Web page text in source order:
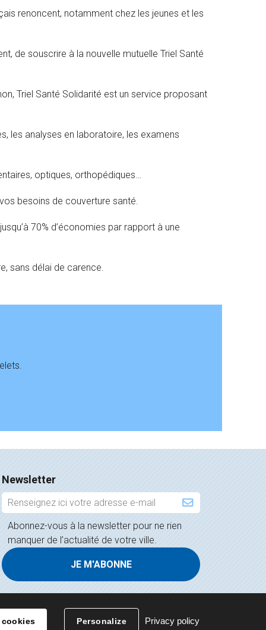
renoncent, notamment chez les jeunes et les
de souscrire à la nouvelle mutuelle Triel Santé
Triel Santé Solidarité est un service proposant
les analyses en laboratoire, les examens
optiques, orthopédiques…
besoins de couverture santé.
70% d’économies par rapport à une
sans délai de carence.
Newsletter
Inscription
à
la
newsletter
Abonnez-vous à la newsletter pour ne rien
manquer de l’actualité de votre ville.
Contact
cookies Personalize Privacy policy